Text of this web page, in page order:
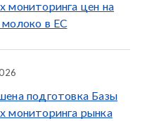
мониторинга цен на
в ЕС
подготовка Базы
мониторинга рынка